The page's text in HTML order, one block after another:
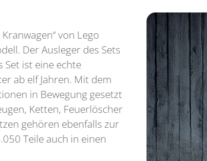
von Lego
Der Ausleger des Sets
Set ist eine echte
ab elf Jahren. Mit dem
in Bewegung gesetzt
Ketten, Feuerlöscher
gehören ebenfalls zur
Teile auch in einen